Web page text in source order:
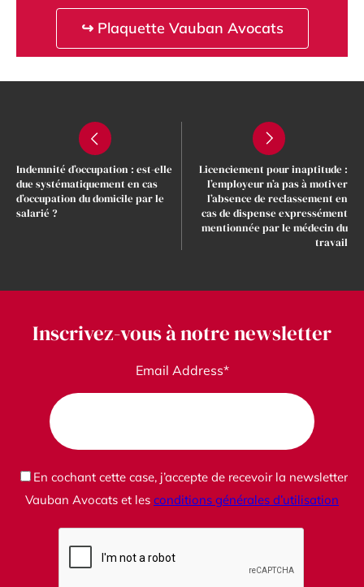
↪ Plaquette Vauban Avocats
Indemnité d’occupation : est-elle
due systématiquement en cas
d’occupation du domicile par le
salarié ?
Licenciement pour inaptitude :
l’employeur n’a pas à motiver
l’absence de reclassement en
cas de dispense expressément
mentionnée par le médecin du
travail
Inscrivez-vous à notre newsletter
Email Address*
En cochant cette case, j’accepte de recevoir la newsletter
Vauban Avocats et les conditions générales d’utilisation